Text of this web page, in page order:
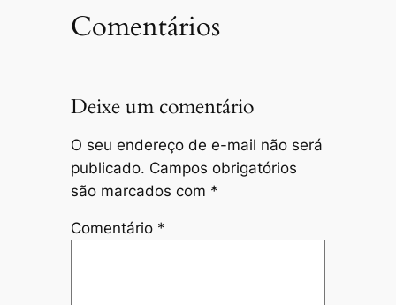
Comentários
Deixe um comentário
O seu endereço de e-mail não será
publicado. Campos obrigatórios
são marcados com *
Comentário *